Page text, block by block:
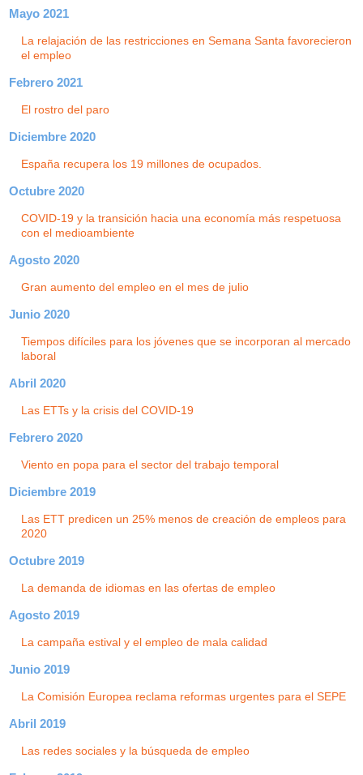
Mayo 2021
La relajación de las restricciones en Semana Santa favorecieron
el empleo
Febrero 2021
El rostro del paro
Diciembre 2020
España recupera los 19 millones de ocupados.
Octubre 2020
COVID-19 y la transición hacia una economía más respetuosa
con el medioambiente
Agosto 2020
Gran aumento del empleo en el mes de julio
Junio 2020
Tiempos difíciles para los jóvenes que se incorporan al mercado
laboral
Abril 2020
Las ETTs y la crisis del COVID-19
Febrero 2020
Viento en popa para el sector del trabajo temporal
Diciembre 2019
Las ETT predicen un 25% menos de creación de empleos para
2020
Octubre 2019
La demanda de idiomas en las ofertas de empleo
Agosto 2019
La campaña estival y el empleo de mala calidad
Junio 2019
La Comisión Europea reclama reformas urgentes para el SEPE
Abril 2019
Las redes sociales y la búsqueda de empleo